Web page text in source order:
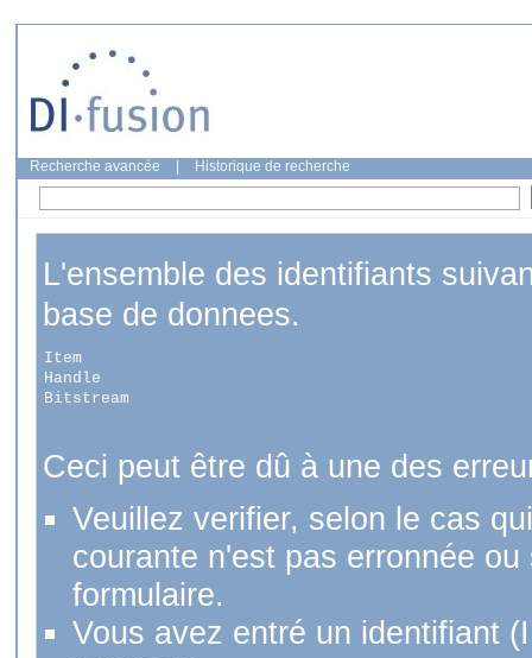
Recherche avancée Historique de recherche
L'ensemble des identifiants
base de donnees.
Item
Handle
Bitstream
Ceci peut être dû à une des
Veuillez verifier, selon le cas
courante n'est pas erronnée
formulaire.
Vous avez entré un identifiant